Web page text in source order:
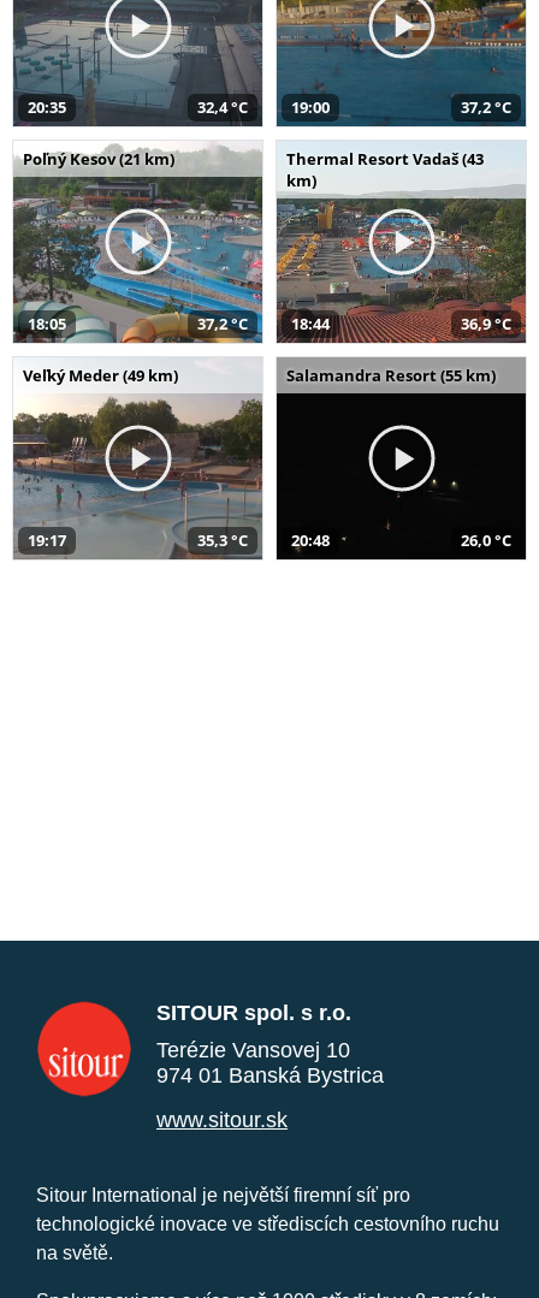
20:35 32,4 °C 19:00 37,2 °C
Poľný Kesov (21 km)
18:05 37,2 °C
Thermal Resort Vadaš (43
km)
18:44 36,9 °C
Veľký Meder (49 km)
19:17 35,3 °C
Salamandra Resort (55 km)
20:48 26,0 °C
SITOUR spol. s r.o.
Terézie Vansovej 10
974 01 Banská Bystrica
www.sitour.sk
Sitour International je největší firemní síť pro
technologické inovace ve střediscích cestovního ruchu
na světě.